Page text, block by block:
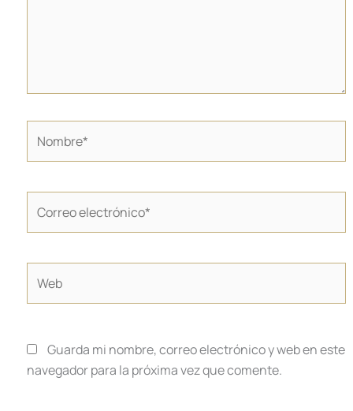
electrónico*
Guarda mi nombre, correo electrónico y web en este
navegador para la próxima vez que comente.